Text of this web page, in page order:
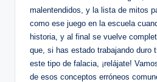
malentendidos, y la lista de mitos
como ese juego en la escuela
historia, y al final se vuelve
que, si has estado trabajando duro
este tipo de falacia, ¡relájate!
de esos conceptos erróneos